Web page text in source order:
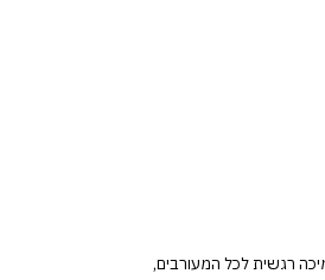
רגשית לכל המעורבים,